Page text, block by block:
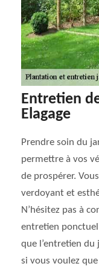
Entretien
Elagage
Prendre soin du
permettre à vos
de prospérer.
verdoyant et
N’hésitez pas à
entretien
que l’entretien du
si vous voulez